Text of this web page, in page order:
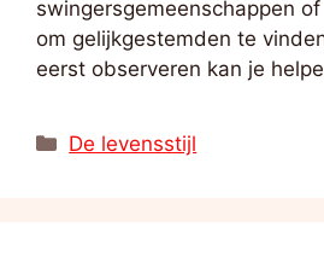
swingersgemeenschappen
om gelijkgestemden te
eerst observeren kan je
Categorieën
De levensstijl